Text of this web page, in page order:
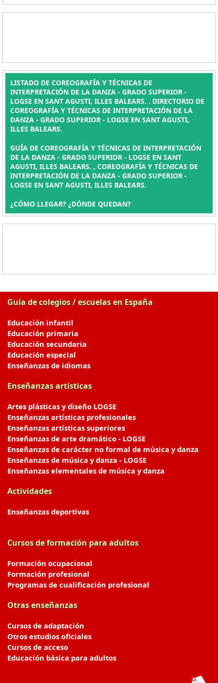
LISTADO DE COREOGRAFÍA Y TÉCNICAS DE
INTERPRETACIÓN DE LA DANZA - GRADO SUPERIOR -
LOGSE EN SANT AGUSTI, ILLES BALEARS. . DIRECTORIO DE
COREOGRAFÍA Y TÉCNICAS DE INTERPRETACIÓN DE LA
DANZA - GRADO SUPERIOR - LOGSE EN SANT AGUSTI,
ILLES BALEARS.
GUÍA DE COREOGRAFÍA Y TÉCNICAS DE INTERPRETACIÓN
DE LA DANZA - GRADO SUPERIOR - LOGSE EN SANT
AGUSTI, ILLES BALEARS. , COREOGRAFÍA Y TÉCNICAS DE
INTERPRETACIÓN DE LA DANZA - GRADO SUPERIOR -
LOGSE EN SANT AGUSTI, ILLES BALEARS.
¿CÓMO LLEGAR? ¿DÓNDE QUEDAN?
Guía de colegios / escuelas en España
Educación infantil
Educación primaria
Educación secundaria
Educación especial
Enseñanzas de idiomas
Enseñanzas artísticas
Artes plásticas y diseño LOGSE
Enseñanzas artísticas profesionales
Enseñanzas artísticas superiores
Enseñanzas de arte dramático - LOGSE
Enseñanzas de carácter no formal de música y danza
Enseñanzas de música y danza - LOGSE
Enseñanzas elementales de música y danza
Actividades
Enseñanzas deportivas
Cursos de formación para adultos
Formación ocupacional
Formación profesional
Programas de cualificación profesional
Otras enseñanzas
Cursos de adaptación
Otros estudios oficiales
Cursos de acceso
Educación básica para adultos